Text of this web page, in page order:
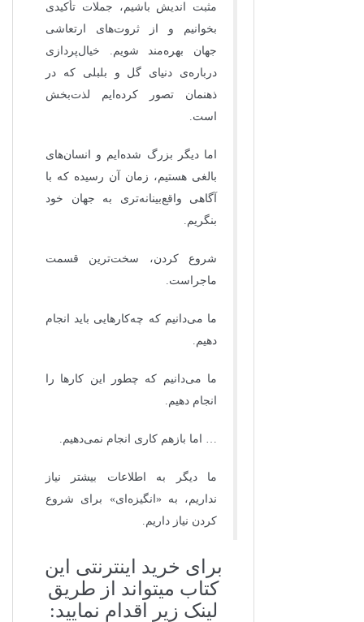
مثبت اندیش باشیم، جملات تأکیدی
بخوانیم و از ثروت‌های ارتعاشی
جهان بهره‌مند شویم. خیال‌پردازی
درباره‌ی دنیای گل و بلبلی که در
ذهنمان تصور کرده‌ایم لذت‌بخش
است.
اما دیگر بزرگ شده‌ایم و انسان‌های
بالغی هستیم، زمان آن رسیده که با
آگاهی واقع‌بینانه‌تری به جهان خود
بنگریم.
شروع کردن، سخت‌ترین قسمت
ماجراست.
ما می‌دانیم که چه‌کارهایی باید انجام
دهیم.
ما می‌دانیم که چطور این کارها را
انجام دهیم.
… اما بازهم کاری انجام نمی‌دهیم.
ما دیگر به اطلاعات بیشتر نیاز
نداریم، به «انگیزه‌ای» برای شروع
کردن نیاز داریم.
برای خرید اینترنتی این
کتاب میتواند از طریق
لینک زیر اقدام نمایید: